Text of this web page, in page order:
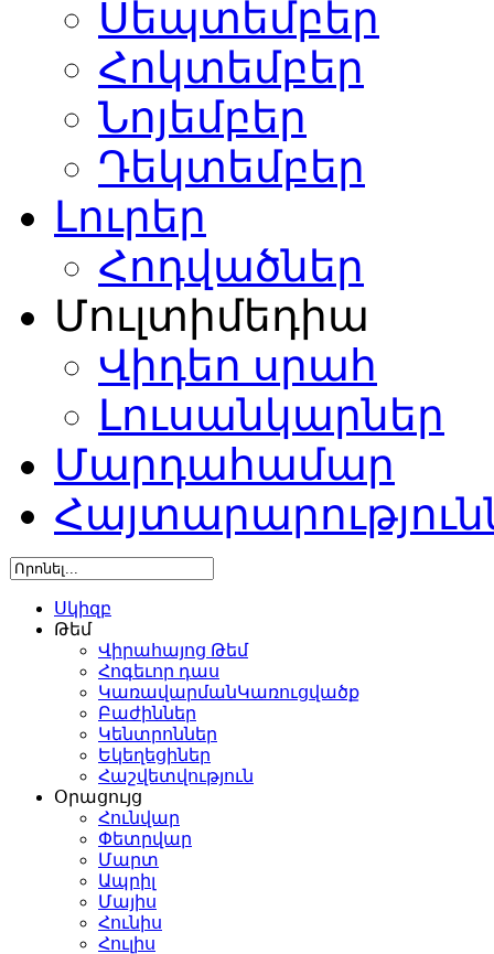
Սեպտեմբեր
Հոկտեմբեր
Նոյեմբեր
Դեկտեմբեր
Լուրեր
Հոդվածներ
Մուլտիմեդիա
Վիդեո սրահ
Լուսանկարներ
Մարդահամար
Սկիզբ
Թեմ
Վիրահայոց Թեմ
Հոգեւոր դաս
ԿառավարմանԿառուցվածք
Բաժիններ
Կենտրոններ
Եկեղեցիներ
Հաշվետվություն
Օրացույց
Հունվար
Փետրվար
Մարտ
Ապրիլ
Մայիս
Հունիս
Հուլիս